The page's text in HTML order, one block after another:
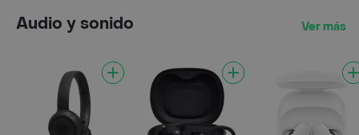
Audio y sonido Ver más